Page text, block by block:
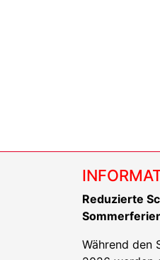
Reduzierte
Während den